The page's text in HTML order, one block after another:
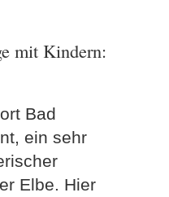
mit Kindern:
Bad
ein sehr
Elbe. Hier